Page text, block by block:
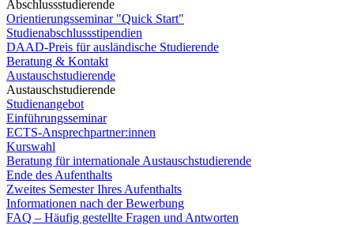
Abschlussstudierende
Orientierungsseminar "Quick Start"
Studienabschlussstipendien
DAAD-Preis für ausländische Studierende
Beratung & Kontakt
Austauschstudierende
Austauschstudierende
Studienangebot
Einführungsseminar
ECTS-Ansprechpartner:innen
Kurswahl
Beratung für internationale Austauschstudierende
Ende des Aufenthalts
Zweites Semester Ihres Aufenthalts
Informationen nach der Bewerbung
FAQ – Häufig gestellte Fragen und Antworten